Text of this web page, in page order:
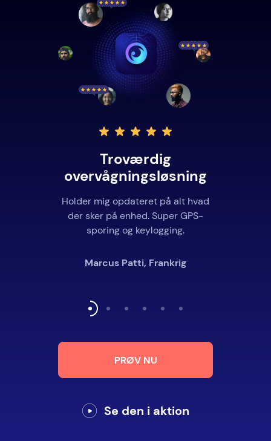
Troværdig
overvågningsløsning
Holder mig opdateret på alt hvad
der sker på enhed. Super GPS-
sporing og keylogging.
Marcus Patti, Frankrig
PRØV NU
Se den i aktion